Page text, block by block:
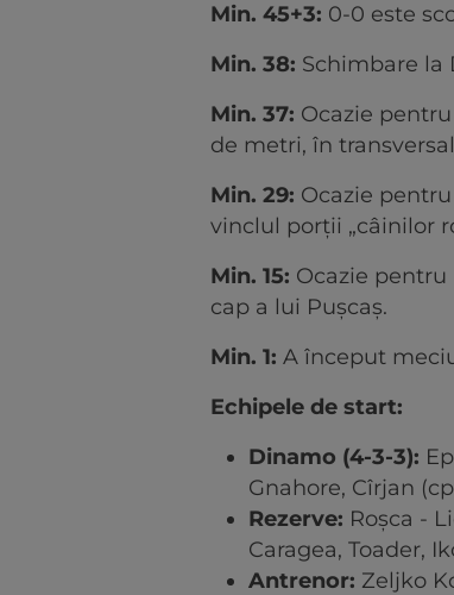
Min. 45+3: 0-0 este
Min. 38: Schimbare la
Min. 37: Ocazie
de metri, în
Min. 29: Ocazie
vinclul porții „câinilor
Min. 15: Ocazie
cap a lui Pușcaș.
Min. 1: A început
Echipele de start:
Dinamo (4-3-3):
Gnahore, Cîrjan
Rezerve: Roșca -
Caragea, Toader,
Antrenor: Zeljko